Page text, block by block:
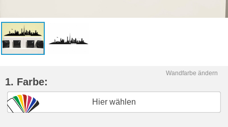
Wandfarbe ändern
1. Farbe:
Hier wählen